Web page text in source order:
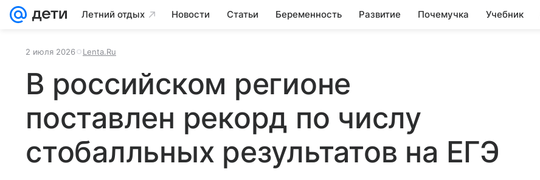
Летний отдых Новости Статьи Беременность Развитие Почемучка Учебник
2 июля 2026 Lenta.Ru
В российском регионе
поставлен рекорд по числу
стобалльных результатов на ЕГЭ